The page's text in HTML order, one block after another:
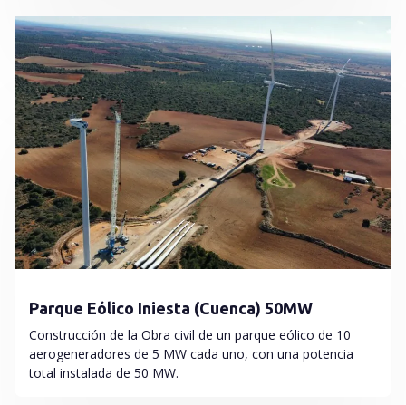
Parque Eólico Iniesta (Cuenca) 50MW
Construcción de la Obra civil de un parque eólico de 10
aerogeneradores de 5 MW cada uno, con una potencia
total instalada de 50 MW.